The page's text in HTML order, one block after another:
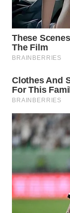
WN
INDRAMAYU
WN
KUNINGAN
WN
MAJALENGKA
WN
SUBANG
WN
SUKABUMI
WN